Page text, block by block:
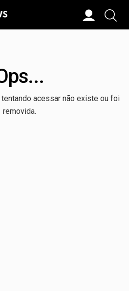
acessar não existe ou foi
removida.